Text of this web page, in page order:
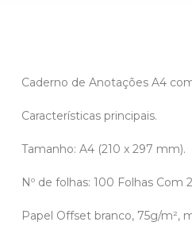
Caderno de Anotações A4
Características principais.
Tamanho: A4 (210 x 297 mm).
Nº de folhas: 100 Folhas Com
Papel Offset branco, 75g/m²,